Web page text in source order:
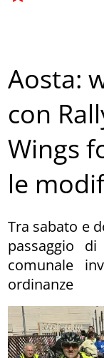
Aosta:
con
Wings
le
Tra sabato e
passaggio
comunale
ordinanze